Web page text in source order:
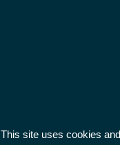
This site uses cookies